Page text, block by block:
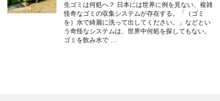
生ゴミは何処へ？ 日本には世界に例を見ない、複雑
怪奇なゴミの収集システムが存在する。「（ゴミ
を）水で綺麗に洗って出してください。」などとい
う奇怪なシステムは、世界中何処を探してもない。
ゴミを飲み水で …